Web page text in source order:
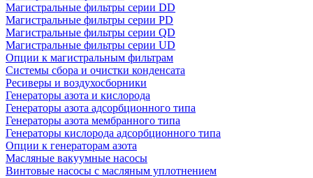
Магистральные фильтры серии DD
Магистральные фильтры серии PD
Магистральные фильтры серии QD
Магистральные фильтры серии UD
Опции к магистральным фильтрам
Системы сбора и очистки конденсата
Ресиверы и воздухосборники
Генераторы азота и кислорода
Генераторы азота адсорбционного типа
Генераторы азота мембранного типа
Генераторы кислорода адсорбционного типа
Опции к генераторам азота
Масляные вакуумные насосы
Винтовые насосы с масляным уплотнением